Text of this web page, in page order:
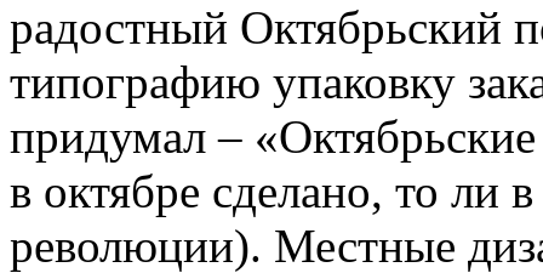
радостный Октябрьский
типографию упаковку
придумал –
в октябре сделано, то ли
революции). Местные